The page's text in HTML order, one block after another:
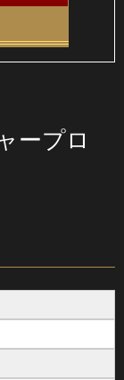
ープロ